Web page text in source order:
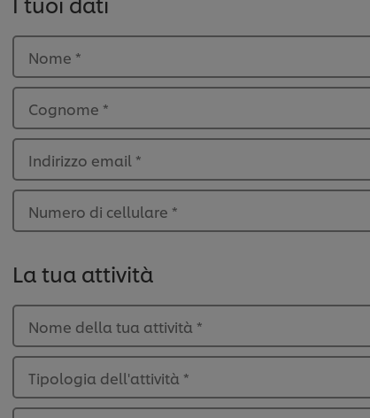
Nome *
Cognome *
Indirizzo email *
Numero di cellulare *
La tua attività
Nome della tua attività *
Tipologia dell'attività *